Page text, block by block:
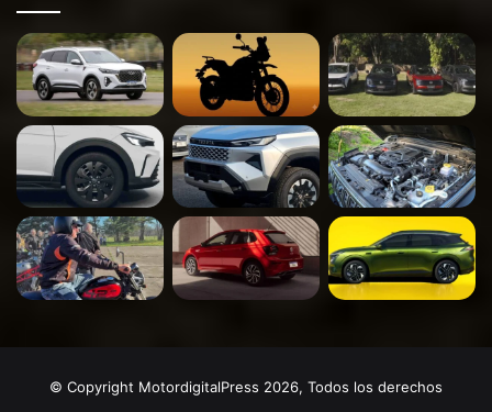
© Copyright MotordigitalPress 2026, Todos los derechos